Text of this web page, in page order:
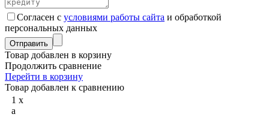
Согласен с условиями работы сайта и обработкой
персональных данных
Товар добавлен в корзину
Продолжить сравнение
Перейти в корзину
Товар добавлен к сравнению
1 x
a